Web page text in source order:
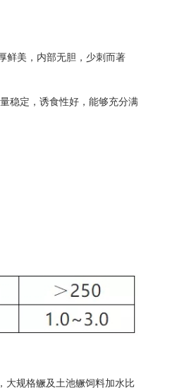
鲜美，内部无胆，少刺而著
稳定，诱食性好，能够充分满
大规格鳜及土池鳜饲料加水比